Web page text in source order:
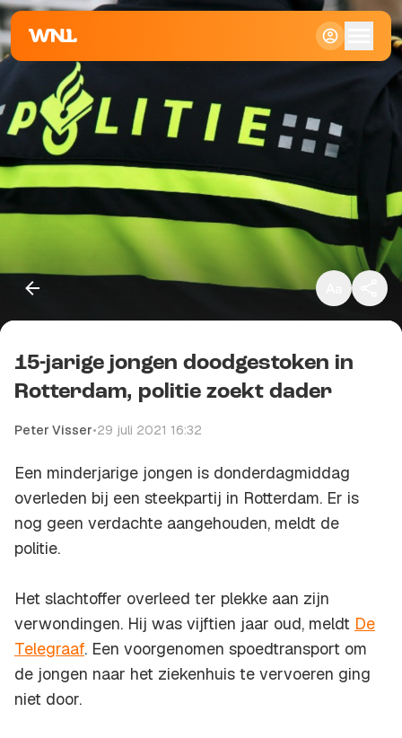
Klein
Standaard
Groot
Kopieer link
15-jarige jongen doodgestoken in
Rotterdam, politie zoekt dader
Peter Visser•29 juli 2021 16:32
Een minderjarige jongen is donderdagmiddag
overleden bij een steekpartij in Rotterdam. Er is
nog geen verdachte aangehouden, meldt de
politie.
Het slachtoffer overleed ter plekke aan zijn
verwondingen. Hij was vijftien jaar oud, meldt De
Telegraaf. Een voorgenomen spoedtransport om
de jongen naar het ziekenhuis te vervoeren ging
niet door.